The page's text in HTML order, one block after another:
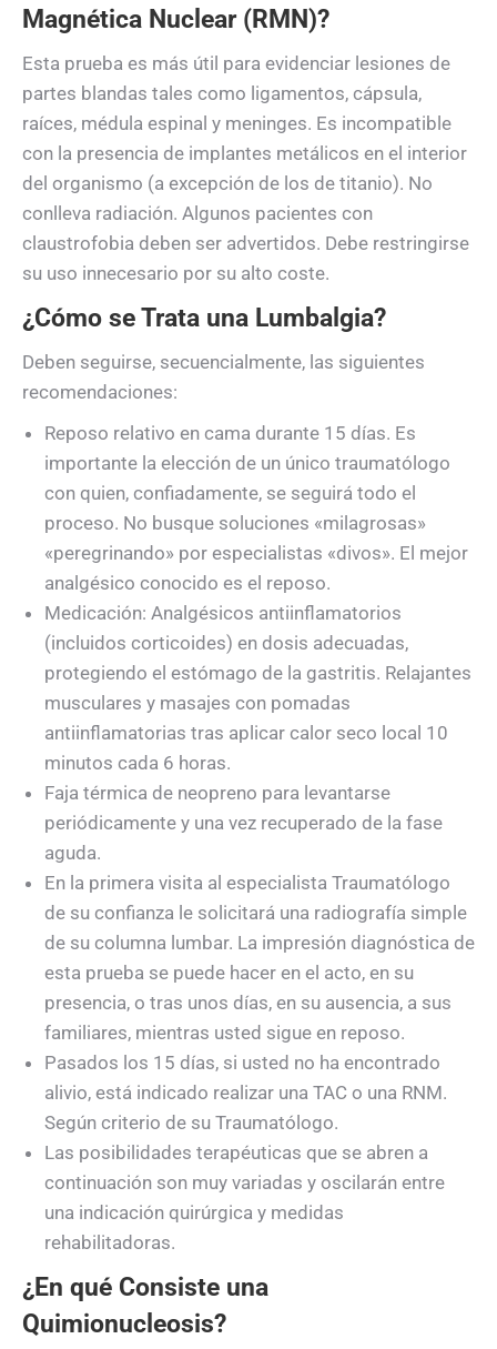
Magnética Nuclear (RMN)?
Esta prueba es más útil para evidenciar lesiones de
partes blandas tales como ligamentos, cápsula,
raíces, médula espinal y meninges. Es incompatible
con la presencia de implantes metálicos en el interior
del organismo (a excepción de los de titanio). No
conlleva radiación. Algunos pacientes con
claustrofobia deben ser advertidos. Debe restringirse
su uso innecesario por su alto coste.
¿Cómo se Trata una Lumbalgia?
Deben seguirse, secuencialmente, las siguientes
recomendaciones:
Reposo relativo en cama durante 15 días. Es
importante la elección de un único traumatólogo
con quien, confiadamente, se seguirá todo el
proceso. No busque soluciones «milagrosas»
«peregrinando» por especialistas «divos». El mejor
analgésico conocido es el reposo.
Medicación: Analgésicos antiinflamatorios
(incluidos corticoides) en dosis adecuadas,
protegiendo el estómago de la gastritis. Relajantes
musculares y masajes con pomadas
antiinflamatorias tras aplicar calor seco local 10
minutos cada 6 horas.
Faja térmica de neopreno para levantarse
periódicamente y una vez recuperado de la fase
aguda.
En la primera visita al especialista Traumatólogo
de su confianza le solicitará una radiografía simple
de su columna lumbar. La impresión diagnóstica de
esta prueba se puede hacer en el acto, en su
presencia, o tras unos días, en su ausencia, a sus
familiares, mientras usted sigue en reposo.
Pasados los 15 días, si usted no ha encontrado
alivio, está indicado realizar una TAC o una RNM.
Según criterio de su Traumatólogo.
Las posibilidades terapéuticas que se abren a
continuación son muy variadas y oscilarán entre
una indicación quirúrgica y medidas
rehabilitadoras.
¿En qué Consiste una
Quimionucleosis?